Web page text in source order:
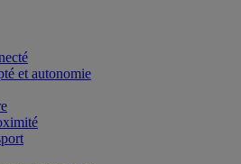
et autonomie